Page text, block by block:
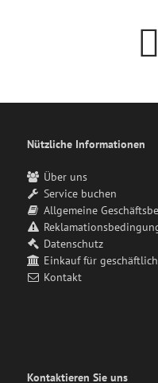
Nützliche Informationen
Über uns
Service buchen
Allgemeine
Datenschutz
Einkauf für
Kontakt
Kontaktieren Sie uns